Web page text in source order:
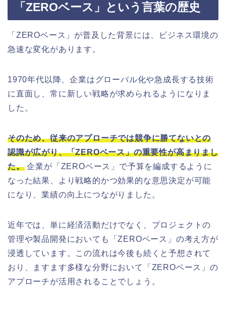
「ZEROベース」という言葉の歴史
「ZEROベース」が普及した背景には、ビジネス環境の
急速な変化があります。
1970年代以降、企業はグローバル化や急成長する技術
に直面し、常に新しい戦略が求められるようになりま
した。
そのため、従来のアプローチでは競争に勝てないとの
認識が広がり、「ZEROベース」の重要性が高まりまし
た。企業が「ZEROベース」で予算を編成するように
なった結果、より戦略的かつ効果的な意思決定が可能
になり、業績の向上につながりました。
近年では、単に経済活動だけでなく、プロジェクトの
管理や製品開発においても「ZEROベース」の考え方が
浸透しています。この流れは今後も続くと予想されて
おり、ますます多様な分野において「ZEROベース」の
アプローチが活用されることでしょう。